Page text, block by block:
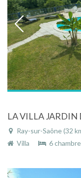
Ray-sur-Saône (32 km),
Villa
6